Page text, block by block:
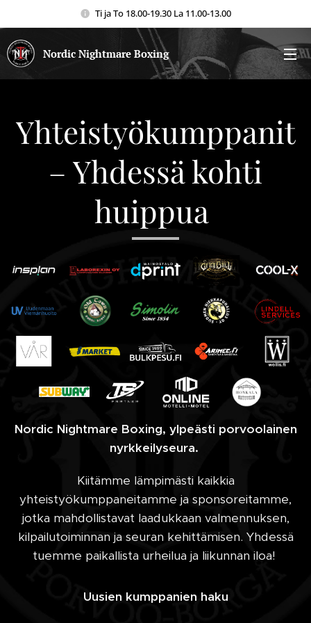
Ti ja To 18.00-19.30 La 11.00-13.00
Nordic Nightmare Boxing
Yhteistyökumppanit
– Yhdessä kohti
huippua
Nordic Nightmare Boxing, ylpeästi porvoolainen
nyrkkeilyseura.
Kiitämme lämpimästi kaikkia
yhteistyökumppaneitamme ja sponsoreitamme,
jotka mahdollistavat laadukkaan valmennuksen,
kilpailutoiminnan ja seuran kehittämisen. Yhdessä
tuemme paikallista urheilua ja liikunnan iloa!
Uusien kumppanien haku